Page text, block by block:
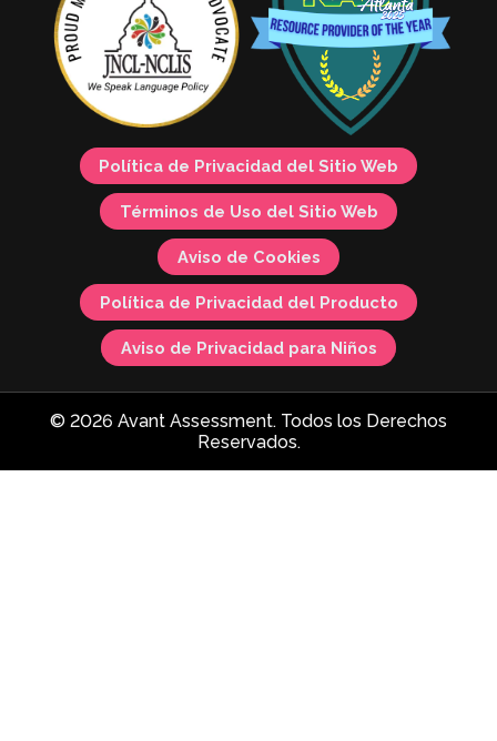
Política de Privacidad del Sitio Web
Términos de Uso del Sitio Web
Aviso de Cookies
Política de Privacidad del Producto
Aviso de Privacidad para Niños
© 2026 Avant Assessment. Todos los Derechos
Reservados.